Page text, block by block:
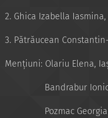
2. Ghica Izabella Iasmina,
3. Pătrăucean
Mențiuni: Olariu Elena,
Bandrabur Ionica,
Pozmac